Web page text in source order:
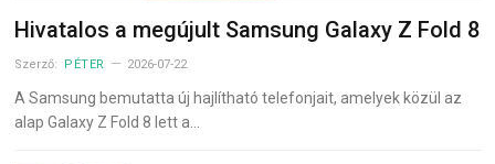
Hivatalos a megújult Samsung Galaxy Z Fold 8
Szerző: PÉTER 2026-07-22
A Samsung bemutatta új hajlítható telefonjait, amelyek közül az
alap Galaxy Z Fold 8 lett a…